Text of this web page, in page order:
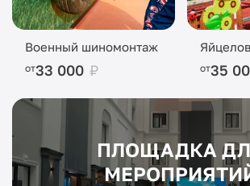
Военный шиномонтаж
от33 000 ₽ от35
ПЛОЩАДКА